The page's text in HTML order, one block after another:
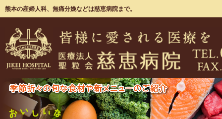
熊本の産婦人科、無痛分娩などは慈恵病院まで。